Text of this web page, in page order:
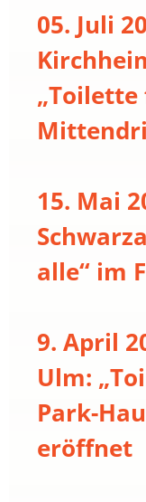
05. Juli
„Toilette
15. Mai
alle“ im
9. April
Ulm:
Park-
eröffnet